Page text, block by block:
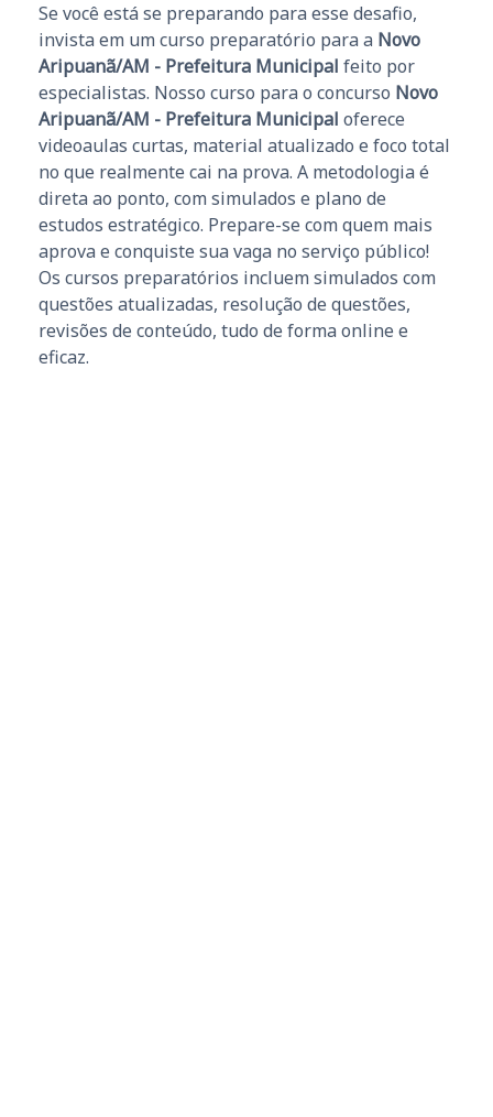
Se você está se preparando para esse desafio,
invista em um curso preparatório para a Novo
Aripuanã/AM - Prefeitura Municipal feito por
especialistas. Nosso curso para o concurso Novo
Aripuanã/AM - Prefeitura Municipal oferece
videoaulas curtas, material atualizado e foco total
no que realmente cai na prova. A metodologia é
direta ao ponto, com simulados e plano de
estudos estratégico. Prepare-se com quem mais
aprova e conquiste sua vaga no serviço público!
Os cursos preparatórios incluem simulados com
questões atualizadas, resolução de questões,
revisões de conteúdo, tudo de forma online e
eficaz.